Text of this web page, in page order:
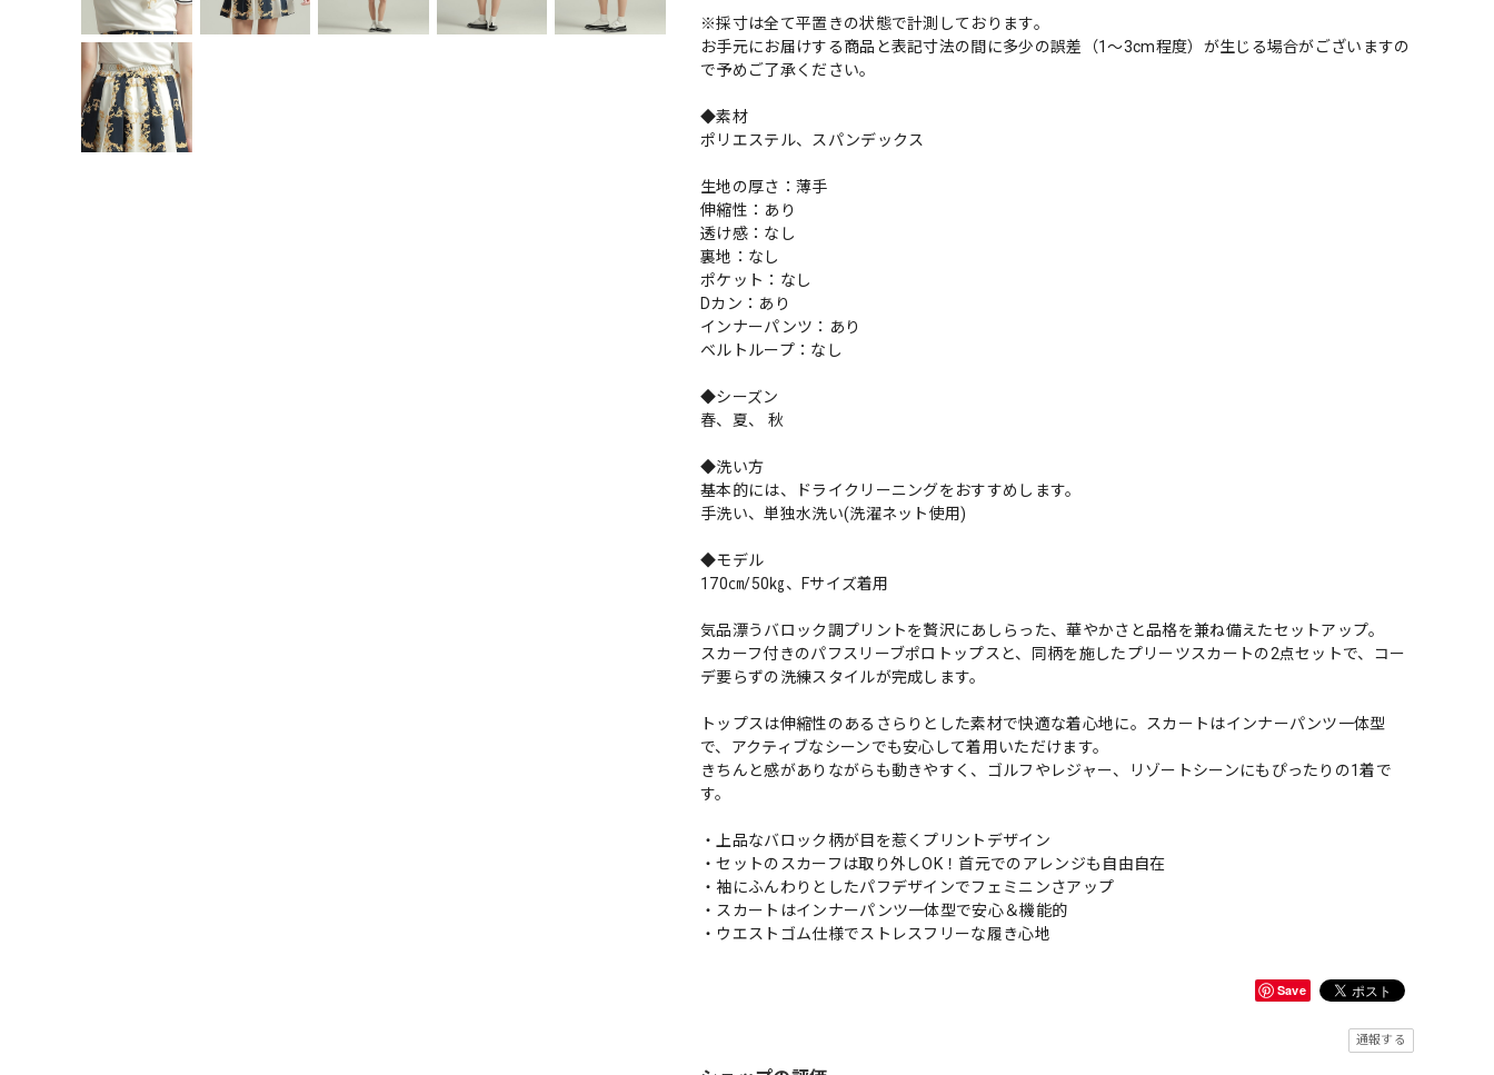
※採寸は全て平置きの状態で計測しております。
お手元にお届けする商品と表記寸法の間に多少の誤差（1～3cm程度）が生じる場合がございますの
で予めご了承ください。
◆素材
ポリエステル、スパンデックス
生地の厚さ：薄手
伸縮性：あり
透け感：なし
裏地：なし
ポケット：なし
Dカン：あり
インナーパンツ：あり
ベルトループ：なし
◆シーズン
春、夏、 秋
◆洗い方
基本的には、ドライクリーニングをおすすめします。
手洗い、単独水洗い(洗濯ネット使用)
◆モデル
170㎝/50㎏、Fサイズ着用
気品漂うバロック調プリントを贅沢にあしらった、華やかさと品格を兼ね備えたセットアップ。
スカーフ付きのパフスリーブポロトップスと、同柄を施したプリーツスカートの2点セットで、コー
デ要らずの洗練スタイルが完成します。
トップスは伸縮性のあるさらりとした素材で快適な着心地に。スカートはインナーパンツ一体型
で、アクティブなシーンでも安心して着用いただけます。
きちんと感がありながらも動きやすく、ゴルフやレジャー、リゾートシーンにもぴったりの1着で
す。
・上品なバロック柄が目を惹くプリントデザイン
・セットのスカーフは取り外しOK！首元でのアレンジも自由自在
・袖にふんわりとしたパフデザインでフェミニンさアップ
・スカートはインナーパンツ一体型で安心＆機能的
・ウエストゴム仕様でストレスフリーな履き心地
Save
通報する